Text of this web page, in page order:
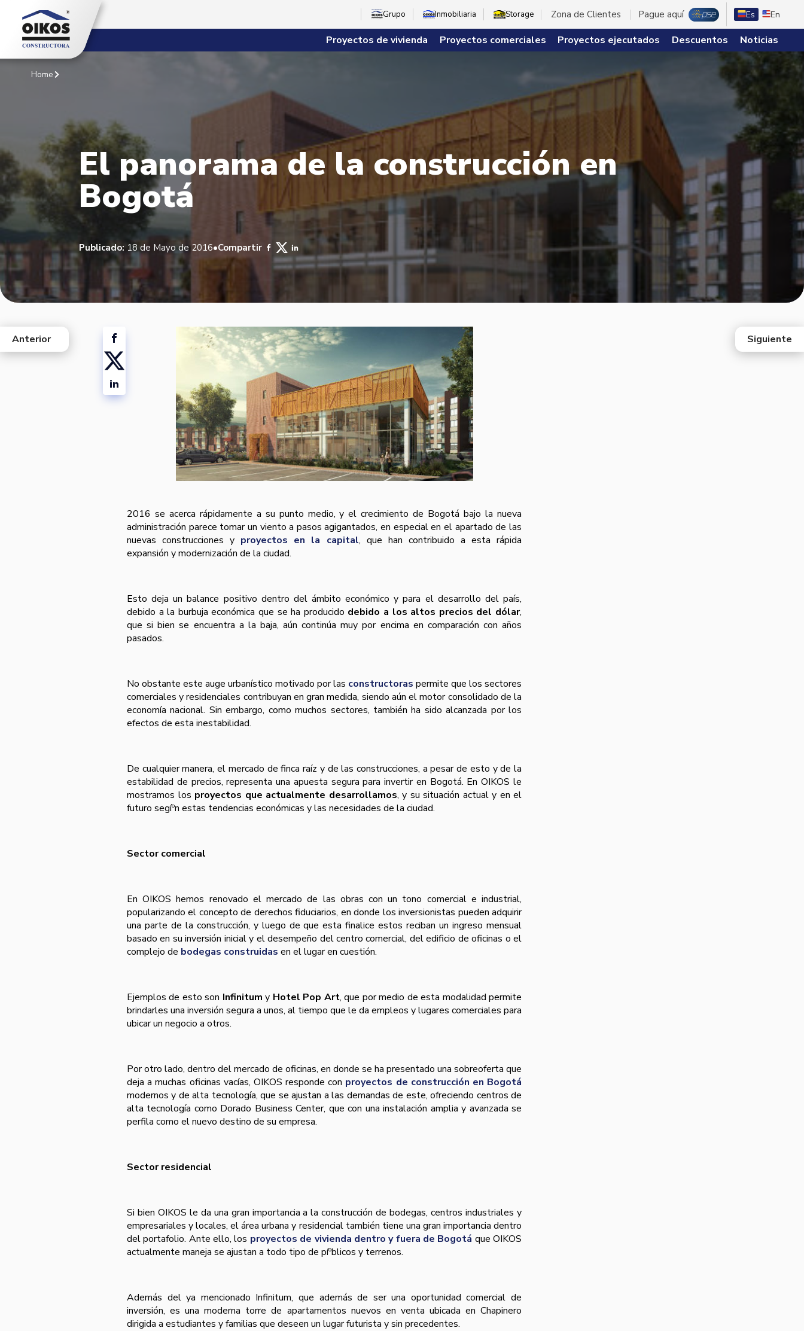
Grupo Inmobiliaria Storage Zona de Clientes Pague aquí Es En
Proyectos de vivienda Proyectos comerciales Proyectos ejecutados Descuentos Noticias
Home
El panorama de la construcción en
Bogotá
Publicado: 18 de Mayo de 2016•Compartir
2016 se acerca rápidamente a su punto medio, y el crecimiento de Bogotá bajo la nueva
administración parece tomar un viento a pasos agigantados, en especial en el apartado de las
nuevas construcciones y proyectos en la capital, que han contribuido a esta rápida
expansión y modernización de la ciudad.
Esto deja un balance positivo dentro del ámbito económico y para el desarrollo del paí­s,
debido a la burbuja económica que se ha producido debido a los altos precios del dólar,
que si bien se encuentra a la baja, aún continúa muy por encima en comparación con años
pasados.
No obstante este auge urbaní­stico motivado por las constructoras permite que los sectores
comerciales y residenciales contribuyan en gran medida, siendo aún el motor consolidado de la
economí­a nacional. Sin embargo, como muchos sectores, también ha sido alcanzada por los
efectos de esta inestabilidad.
De cualquier manera, el mercado de finca raí­z y de las construcciones, a pesar de esto y de la
estabilidad de precios, representa una apuesta segura para invertir en Bogotá. En OIKOS le
mostramos los proyectos que actualmente desarrollamos, y su situación actual y en el
futuro segíºn estas tendencias económicas y las necesidades de la ciudad.
Sector comercial
En OIKOS hemos renovado el mercado de las obras con un tono comercial e industrial,
popularizando el concepto de derechos fiduciarios, en donde los inversionistas pueden adquirir
una parte de la construcción, y luego de que esta finalice estos reciban un ingreso mensual
basado en su inversión inicial y el desempeño del centro comercial, del edificio de oficinas o el
complejo de bodegas construidas en el lugar en cuestión.
Ejemplos de esto son Infinitum y Hotel Pop Art, que por medio de esta modalidad permite
brindarles una inversión segura a unos, al tiempo que le da empleos y lugares comerciales para
ubicar un negocio a otros.
Por otro lado, dentro del mercado de oficinas, en donde se ha presentado una sobreoferta que
deja a muchas oficinas vací­as, OIKOS responde con proyectos de construcción en Bogotá
modernos y de alta tecnologí­a, que se ajustan a las demandas de este, ofreciendo centros de
alta tecnologí­a como Dorado Business Center, que con una instalación amplia y avanzada se
perfila como el nuevo destino de su empresa.
Sector residencial
Si bien OIKOS le da una gran importancia a la construcción de bodegas, centros industriales y
empresariales y locales, el área urbana y residencial también tiene una gran importancia dentro
del portafolio. Ante ello, los proyectos de vivienda dentro y fuera de Bogotá que OIKOS
actualmente maneja se ajustan a todo tipo de píºblicos y terrenos.
Además del ya mencionado Infinitum, que además de ser una oportunidad comercial de
inversión, es una moderna torre de apartamentos nuevos en venta ubicada en Chapinero
dirigida a estudiantes y familias que deseen un lugar futurista y sin precedentes.
west
Anterior Siguiente